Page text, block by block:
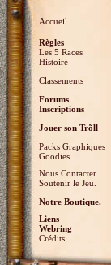
Accueil
Règles
Les 5 Races
Histoire
Classements
Forums
Inscriptions
Jouer son Trõll
Packs Graphiques
Goodies
Nous Contacter
Soutenir le Jeu.
Notre Boutique.
Liens
Webring
Crédits